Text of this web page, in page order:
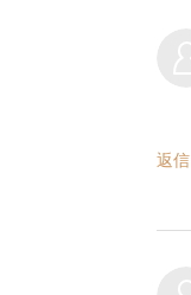
返信